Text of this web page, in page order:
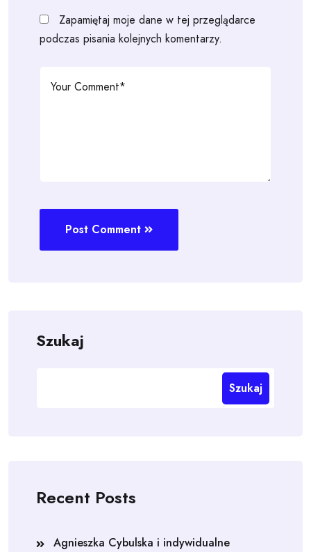
Zapamiętaj moje dane w tej przeglądarce
podczas pisania kolejnych komentarzy.
Post Comment
Szukaj
Szukaj
Recent Posts
Agnieszka Cybulska i indywidualne